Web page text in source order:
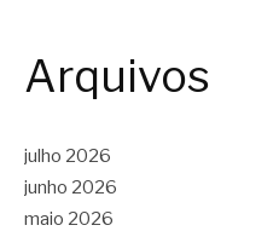
Arquivos
julho 2026
junho 2026
maio 2026